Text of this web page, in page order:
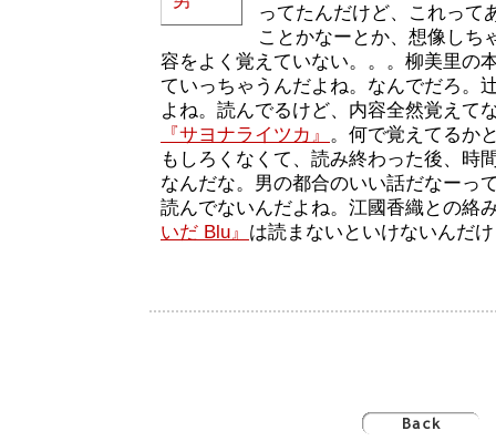
ってたんだけど、これって
ことかなーとか、想像しち
容をよく覚えていない。。。柳美里の
ていっちゃうんだよね。なんでだろ。
よね。読んでるけど、内容全然覚えて
『サヨナライツカ』 。何で覚えてるか
もしろくなくて、読み終わった後、時
なんだな。男の都合のいい話だなーっ
読んでないんだよね。江國香織との絡
いだ Blu』 は読まないといけないんだ